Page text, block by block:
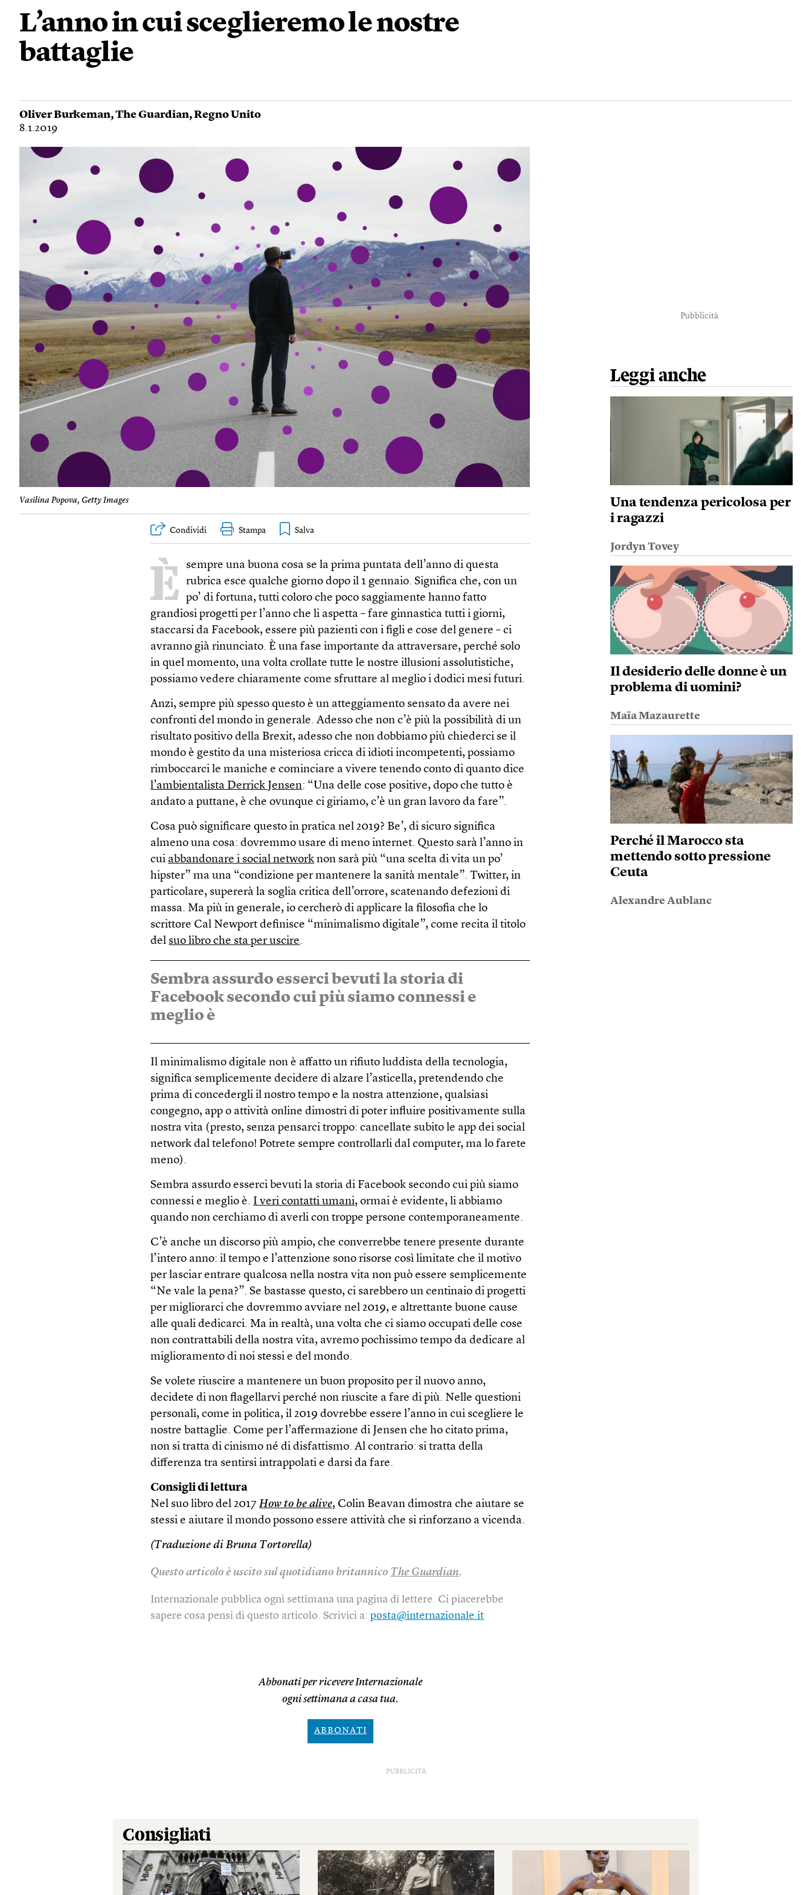
L’anno in cui sceglieremo le nostre
battaglie
Oliver Burkeman,The Guardian,Regno Unito
8.1.2019
Vasilina Popova, Getty Images
Condividi Stampa
È
sempre una buona cosa se la prima puntata dell’anno di questa
rubrica esce qualche giorno dopo il 1 gennaio. Significa che, con un
po’ di fortuna, tutti coloro che poco saggiamente hanno fatto
grandiosi progetti per l’anno che li aspetta – fare ginnastica tutti i giorni,
staccarsi da Facebook, essere più pazienti con i figli e cose del genere – ci
avranno già rinunciato. È una fase importante da attraversare, perché solo
in quel momento, una volta crollate tutte le nostre illusioni assolutistiche,
possiamo vedere chiaramente come sfruttare al meglio i dodici mesi futuri.
Anzi, sempre più spesso questo è un atteggiamento sensato da avere nei
confronti del mondo in generale. Adesso che non c’è più la possibilità di un
risultato positivo della Brexit, adesso che non dobbiamo più chiederci se il
mondo è gestito da una misteriosa cricca di idioti incompetenti, possiamo
rimboccarci le maniche e cominciare a vivere tenendo conto di quanto dice
l’ambientalista Derrick Jensen: “Una delle cose positive, dopo che tutto è
andato a puttane, è che ovunque ci giriamo, c’è un gran lavoro da fare”.
Cosa può significare questo in pratica nel 2019? Be’, di sicuro significa
almeno una cosa: dovremmo usare di meno internet. Questo sarà l’anno in
cui abbandonare i social network non sarà più “una scelta di vita un po’
hipster” ma una “condizione per mantenere la sanità mentale”. Twitter, in
particolare, supererà la soglia critica dell’orrore, scatenando defezioni di
massa. Ma più in generale, io cercherò di applicare la filosofia che lo
scrittore Cal Newport definisce “minimalismo digitale”, come recita il titolo
del suo libro che sta per uscire.
Sembra assurdo esserci bevuti la storia di
Facebook secondo cui più siamo connessi e
meglio è
Il minimalismo digitale non è affatto un rifiuto luddista della tecnologia,
significa semplicemente decidere di alzare l’asticella, pretendendo che
prima di concedergli il nostro tempo e la nostra attenzione, qualsiasi
congegno, app o attività online dimostri di poter influire positivamente sulla
nostra vita (presto, senza pensarci troppo: cancellate subito le app dei social
network dal telefono! Potrete sempre controllarli dal computer, ma lo farete
meno).
Sembra assurdo esserci bevuti la storia di Facebook secondo cui più siamo
connessi e meglio è. I veri contatti umani, ormai è evidente, li abbiamo
quando non cerchiamo di averli con troppe persone contemporaneamente.
C’è anche un discorso più ampio, che converrebbe tenere presente durante
l’intero anno: il tempo e l’attenzione sono risorse così limitate che il motivo
per lasciar entrare qualcosa nella nostra vita non può essere semplicemente
“Ne vale la pena?”. Se bastasse questo, ci sarebbero un centinaio di progetti
per migliorarci che dovremmo avviare nel 2019, e altrettante buone cause
alle quali dedicarci. Ma in realtà, una volta che ci siamo occupati delle cose
non contrattabili della nostra vita, avremo pochissimo tempo da dedicare al
miglioramento di noi stessi e del mondo.
Se volete riuscire a mantenere un buon proposito per il nuovo anno,
decidete di non flagellarvi perché non riuscite a fare di più. Nelle questioni
personali, come in politica, il 2019 dovrebbe essere l’anno in cui scegliere le
nostre battaglie. Come per l’affermazione di Jensen che ho citato prima,
non si tratta di cinismo né di disfattismo. Al contrario: si tratta della
differenza tra sentirsi intrappolati e darsi da fare.
Consigli di lettura
Nel suo libro del 2017How to be alive, Colin Beavan dimostra che aiutare se
stessi e aiutare il mondo possono essere attività che si rinforzano a vicenda.
(Traduzione di Bruna Tortorella)
Questo articolo è uscito sul quotidiano britannico The Guardian.
Internazionale pubblica ogni settimana una pagina di lettere. Ci piacerebbe
sapere cosa pensi di questo articolo. Scrivici a:posta@internazionale.it
Abbonati per ricevere Internazionale
ogni settimana a casa tua.
ABBONATI
Pubblicità
Leggi anche
Una tendenza pericolosa per
i ragazzi
Jordyn Tovey
Il desiderio delle donne è un
problema di uomini?
Maïa Mazaurette
Perché il Marocco sta
mettendo sotto pressione
Ceuta
Alexandre Aublanc
PUBBLICITÀ
Consigliati